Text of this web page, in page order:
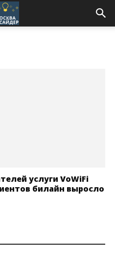
услуги VoWiFi
билайн выросло